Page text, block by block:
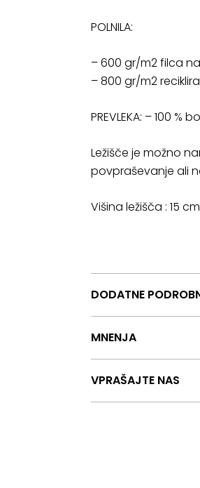
POLNILA:
– 600 gr/m2 filca
– 800 gr/m2
PREVLEKA: – 100 %
Ležišče je možno
povpraševanje ali
Višina ležišča : 15 cm
DODATNE
MNENJA
VPRAŠAJTE NAS